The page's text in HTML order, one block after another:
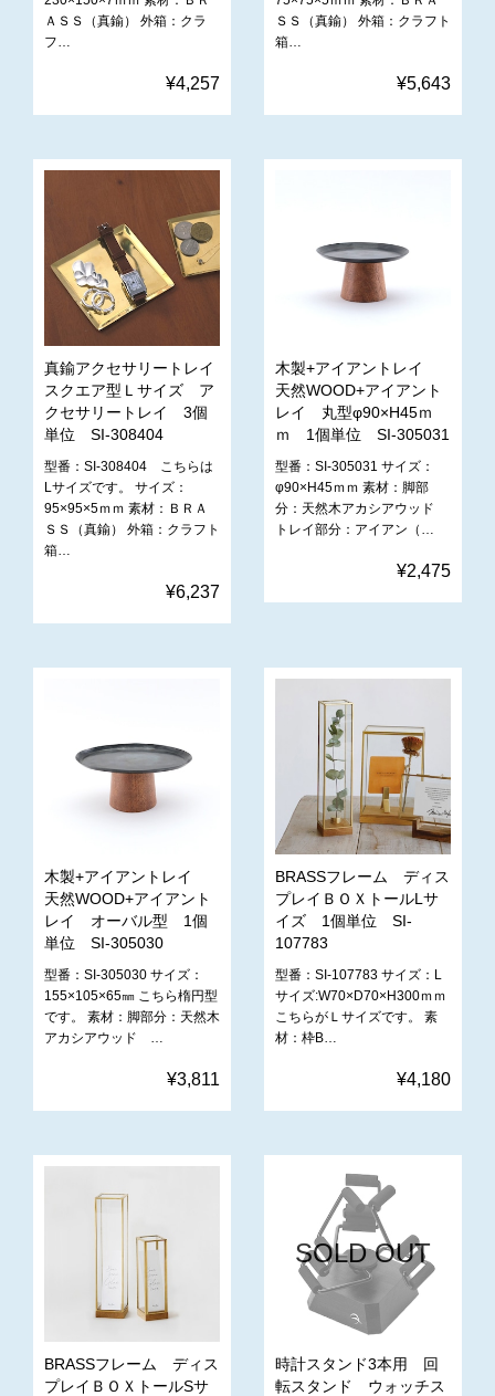
ＡＳＳ（真鍮） 外箱：クラ
フ…
¥4,257
ＳＳ（真鍮） 外箱：クラフト
箱…
¥5,643
真鍮アクセサリートレイ
スクエア型Ｌサイズ ア
クセサリートレイ 3個
単位 SI-308404
型番：SI-308404 こちらは
Lサイズです。 サイズ：
95×95×5ｍｍ 素材：ＢＲＡ
ＳＳ（真鍮） 外箱：クラフト
箱…
¥6,237
木製+アイアントレイ
天然WOOD+アイアント
レイ 丸型φ90×H45ｍ
ｍ 1個単位 SI-305031
型番：SI-305031 サイズ：
φ90×H45ｍｍ 素材：脚部
分：天然木アカシアウッド
トレイ部分：アイアン（…
¥2,475
木製+アイアントレイ
天然WOOD+アイアント
レイ オーバル型 1個
単位 SI-305030
型番：SI-305030 サイズ：
155×105×65㎜ こちら楕円型
です。 素材：脚部分：天然木
アカシアウッド …
¥3,811
BRASSフレーム ディス
プレイＢＯＸトールLサ
イズ 1個単位 SI-
107783
型番：SI-107783 サイズ：L
サイズ:W70×D70×H300ｍｍ
こちらがＬサイズです。 素
材：枠B…
¥4,180
BRASSフレーム ディス
プレイＢＯＸトールSサ
SOLD OUT
時計スタンド3本用 回
転スタンド ウォッチス